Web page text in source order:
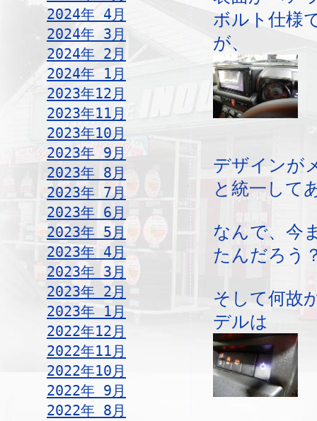
2024年 4月
2024年 3月
2024年 2月
2024年 1月
2023年12月
2023年11月
2023年10月
2023年 9月
2023年 8月
2023年 7月
2023年 6月
2023年 5月
2023年 4月
2023年 3月
2023年 2月
2023年 1月
2022年12月
2022年11月
2022年10月
2022年 9月
2022年 8月
ボルト仕様
が、
デザインが
と統一して
なんで、今
たんだろう
そして何故
デルは